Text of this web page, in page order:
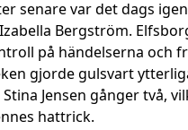
senare var det dags
Bergström.
på händelserna och
gjorde gulsvart
Jensen gånger två,
hattrick.